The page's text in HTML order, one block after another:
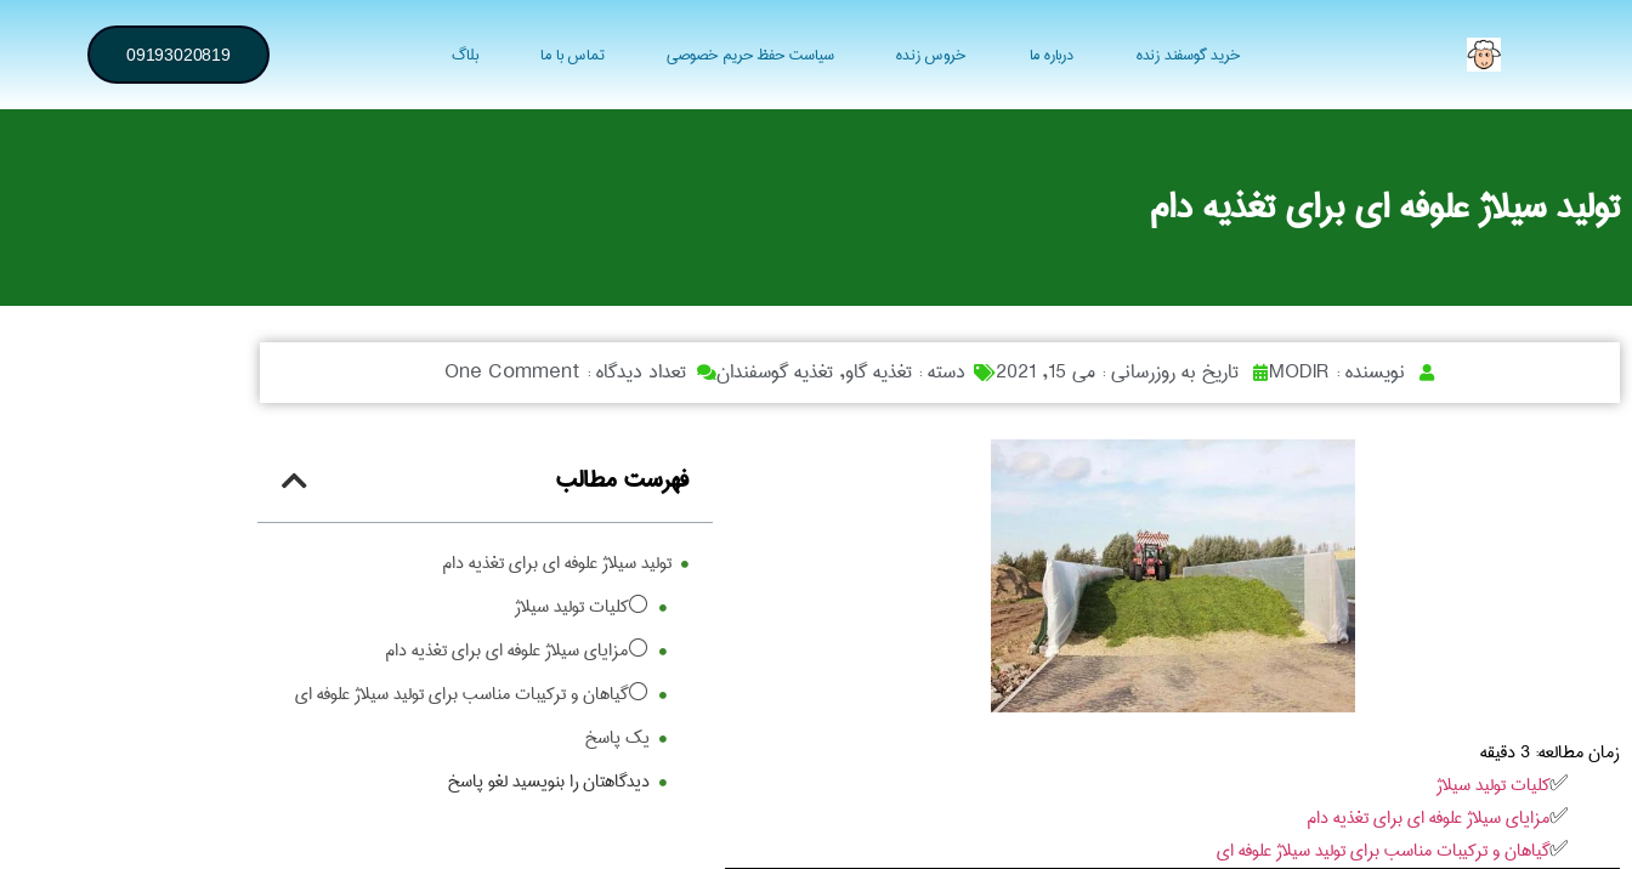
خرید گوسفند زنده درباره ما خروس زنده سیاست حفظ حریم خصوصی تماس با ما بلاگ 09193020819
تولید سیلاژ علوفه ای برای تغذیه دام
نویسنده : تاریخ به روزرسانی : می 15, 2021 دسته : تغذیه گاو, تغذیه گوسفندان تعداد دیدگاه : One Comment
زمان مطالعه:3دقیقه
کلیات تولید سیلاژ
مزایای سیلاژ علوفه ای برای تغذیه دام
گیاهان و ترکیبات مناسب برای تولید سیلاژ علوفه ای
فهرست مطالب
تولید سیلاژ علوفه ای برای تغذیه دام
⚪️کلیات تولید سیلاژ
⚪️مزایای سیلاژ علوفه ای برای تغذیه دام
⚪️گیاهان و ترکیبات مناسب برای تولید سیلاژ علوفه ای
یک پاسخ
دیدگاهتان را بنویسید لغو پاسخ